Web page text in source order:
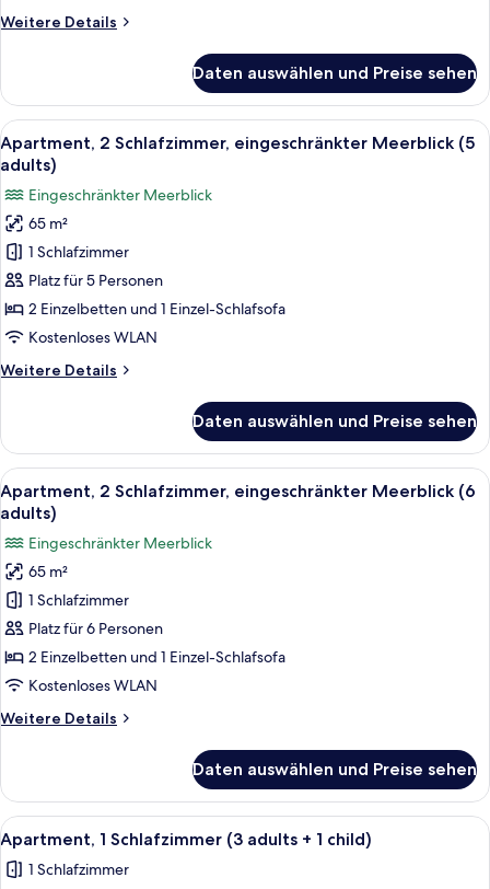
2
Weitere Details
Weitere
2 Schlafzimmer,
eingeschränkter
Meerblick
(4
+
2
children)
Daten auswählen und Preise sehen
Alle
Fotos
Apartment,
2 Schlafzimmer,
eingeschränkter
Meerblick
(5
adults)
Verdunkelungsvorhänge,
13
Apartment, 2 Schlafzimmer, eingeschränkter Meerblick (5
adults)
Eingeschränkter Meerblick
65 m²
1 Schlafzimmer
Platz für 5 Personen
2 Einzelbetten und 1 Einzel-Schlafsofa
Kostenloses WLAN
Weitere Details
Weitere
2 Schlafzimmer,
eingeschränkter
Meerblick
(5
Daten auswählen und Preise sehen
Alle
Fotos
Apartment,
2 Schlafzimmer,
eingeschränkter
Meerblick
(6
adults)
Ein Doppelbett mit grauem Kopfteil,
11
Apartment, 2 Schlafzimmer, eingeschränkter Meerblick (6
adults)
Eingeschränkter Meerblick
65 m²
1 Schlafzimmer
Platz für 6 Personen
2 Einzelbetten und 1 Einzel-Schlafsofa
Kostenloses WLAN
Weitere Details
Weitere
2 Schlafzimmer,
eingeschränkter
Meerblick
(6
adults)
Daten auswählen und Preise sehen
Alle
Fotos
für
Ein Hotelzimmer mit einem großen
5
Apartment, 1 Schlafzimmer (3 adults + 1 child)
1 Schlafzimmer